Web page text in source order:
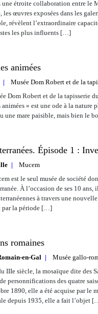
une étroite collaboration entre le
les œuvres exposées dans les
révèlent l’extraordinaire
les plus influents […]
animées
Musée Dom Robert et de la
Dom Robert et de la tapisserie
animées » est une ode à la nature
une mare paisible, mais bien le
Épisode 1 :
Mucem
est le seul musée de société
À l’occasion de ses 10
à travers une
par la période […]
romaines
en-Gal
Musée gallo-
IIIe siècle, la mosaïque dite des
personnifications des quatre
1890, elle a été acquise par le
depuis 1935, elle a fait l’objet